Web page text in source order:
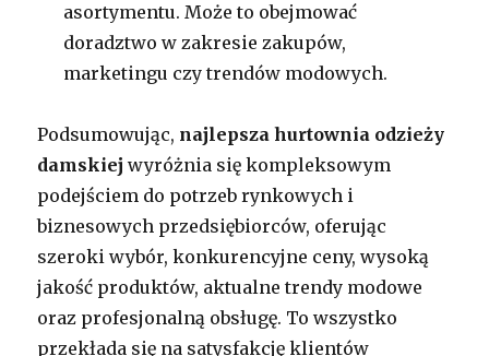
asortymentu. Może to obejmować
doradztwo w zakresie zakupów,
marketingu czy trendów modowych.
Podsumowując, najlepsza hurtownia odzieży
damskiej wyróżnia się kompleksowym
podejściem do potrzeb rynkowych i
biznesowych przedsiębiorców, oferując
szeroki wybór, konkurencyjne ceny, wysoką
jakość produktów, aktualne trendy modowe
oraz profesjonalną obsługę. To wszystko
przekłada się na satysfakcję klientów